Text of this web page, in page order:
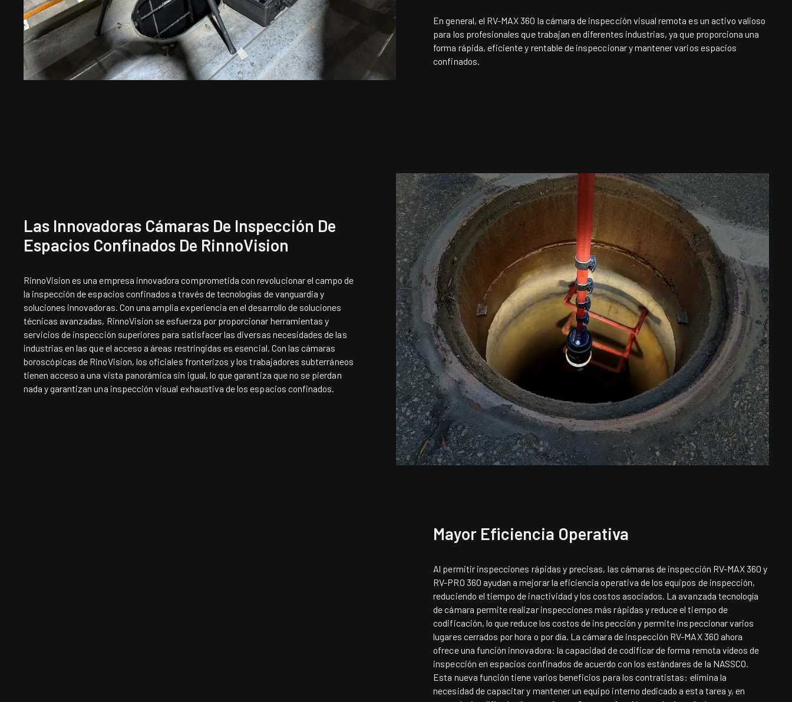
En general, el RV-MAX 360 la cámara de inspección visual remota es un activo valioso
para los profesionales que trabajan en diferentes industrias, ya que proporciona una
forma rápida, eficiente y rentable de inspeccionar y mantener varios espacios
confinados.
Las Innovadoras Cámaras De Inspección De
Espacios Confinados De RinnoVision
RinnoVision es una empresa innovadora comprometida con revolucionar el campo de
la inspección de espacios confinados a través de tecnologías de vanguardia y
soluciones innovadoras. Con una amplia experiencia en el desarrollo de soluciones
técnicas avanzadas, RinnoVision se esfuerza por proporcionar herramientas y
servicios de inspección superiores para satisfacer las diversas necesidades de las
industrias en las que el acceso a áreas restringidas es esencial. Con las cámaras
boroscópicas de RinoVision, los oficiales fronterizos y los trabajadores subterráneos
tienen acceso a una vista panorámica sin igual, lo que garantiza que no se pierdan
nada y garantizan una inspección visual exhaustiva de los espacios confinados.
Mayor Eficiencia Operativa
Al permitir inspecciones rápidas y precisas, las cámaras de inspección RV-MAX 360 y
RV-PRO 360 ayudan a mejorar la eficiencia operativa de los equipos de inspección,
reduciendo el tiempo de inactividad y los costos asociados. La avanzada tecnología
de cámara permite realizar inspecciones más rápidas y reduce el tiempo de
codificación, lo que reduce los costos de inspección y permite inspeccionar varios
lugares cerrados por hora o por día. La cámara de inspección RV-MAX 360 ahora
ofrece una función innovadora: la capacidad de codificar de forma remota vídeos de
inspección en espacios confinados de acuerdo con los estándares de la NASSCO.
Esta nueva función tiene varios beneficios para los contratistas: elimina la
necesidad de capacitar y mantener un equipo interno dedicado a esta tarea y, en